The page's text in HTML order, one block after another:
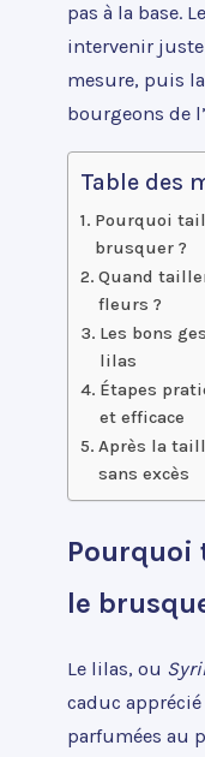
pas à la base.
intervenir juste
mesure, puis
bourgeons de
Table des
Pourquoi
brusquer ?
Quand
fleurs ?
Les bons
lilas
Étapes
et efficace
Après la
sans excès
Pourquoi
le
Le lilas, ou
caduc
parfumées au